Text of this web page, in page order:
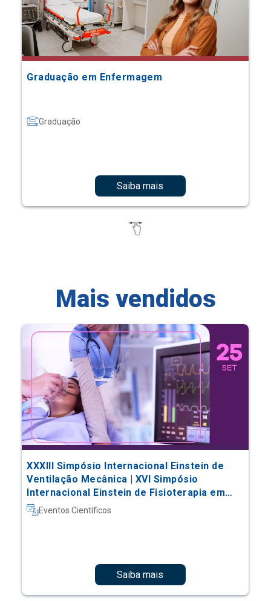
Graduação em Enfermagem
Graduação
Saiba mais
Mais vendidos
XXXIII Simpósio Internacional Einstein de
Ventilação Mecânica | XVI Simpósio
Internacional Einstein de Fisioterapia em
Terapia Intensiva
Eventos Científicos
Saiba mais